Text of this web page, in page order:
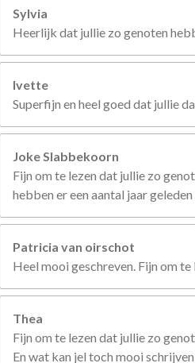
Sylvia
Heerlijk dat jullie zo genoten
Ivette
Superfijn en heel goed dat jullie
Joke Slabbekoorn
Fijn om te lezen dat jullie zo
hebben er een aantal jaar
Patricia van oirschot
Heel mooi geschreven. Fijn om
Thea
Fijn om te lezen dat jullie zo
En wat kan jel toch mooi